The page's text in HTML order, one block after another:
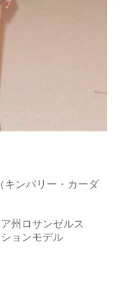
キンバリー・カーダ
州ロサンゼルス
ョンモデル